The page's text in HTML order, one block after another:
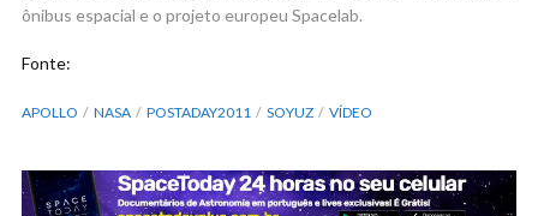
ônibus espacial e o projeto europeu Spacelab.
Fonte:
APOLLO NASA POSTADAY2011 SOYUZ VÍDEO